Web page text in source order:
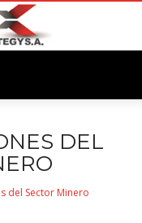
DEL
del Sector Minero